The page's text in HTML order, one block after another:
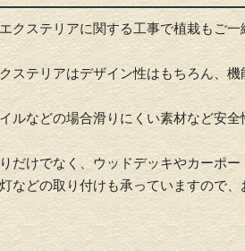
クステリアに関する工事で植栽もご一
ステリアはデザイン性はもちろん、機
ルなどの場合滑りにくい素材など安全
だけでなく、ウッドデッキやカーポー
などの取り付けも承っていますので、